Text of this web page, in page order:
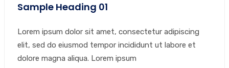
Sample Heading 01
Lorem ipsum dolor sit amet, consectetur adipiscing
elit, sed do eiusmod tempor incididunt ut labore et
dolore magna aliqua. Lorem ipsum